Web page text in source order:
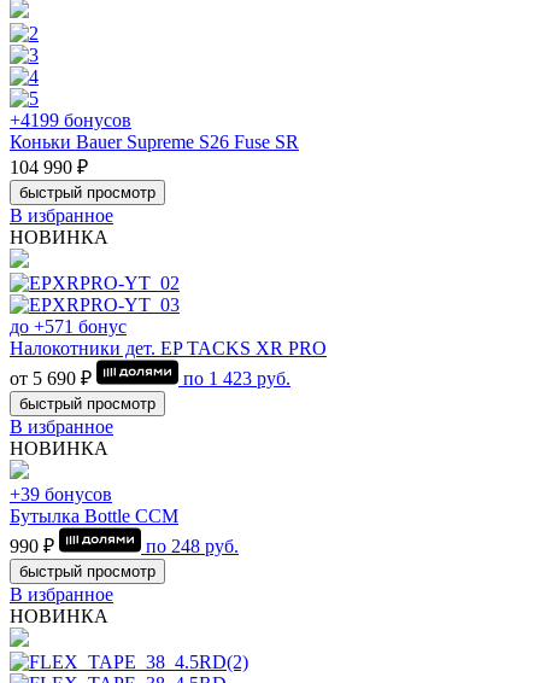
+4199 бонусов
Коньки Bauer Supreme S26 Fuse SR
104 990 ₽
быстрый просмотр
В избранное
НОВИНКА
до +571 бонус
Налокотники дет. EP TACKS XR PRO
от 5 690 ₽
по 1 423 руб.
быстрый просмотр
В избранное
НОВИНКА
+39 бонусов
Бутылка Bottle CCM
990 ₽
по 248 руб.
быстрый просмотр
В избранное
НОВИНКА